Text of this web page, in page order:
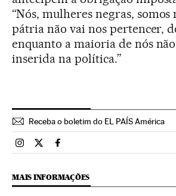
“Nós, mulheres negras,
pátria não vai nos pertencer,
enquanto a maioria de nós
inserida na política.”
Receba o boletim do EL PAÍS América
Brasil El País Brasil en Instagram
Brasil El País Brasil en Twitter
Brasil El País Brasil en
MAIS INFORMAÇÕES